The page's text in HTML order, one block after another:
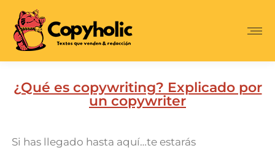
¿Qué es copywriting? Explicado por
un copywriter
Si has llegado hasta aquí…te estarás